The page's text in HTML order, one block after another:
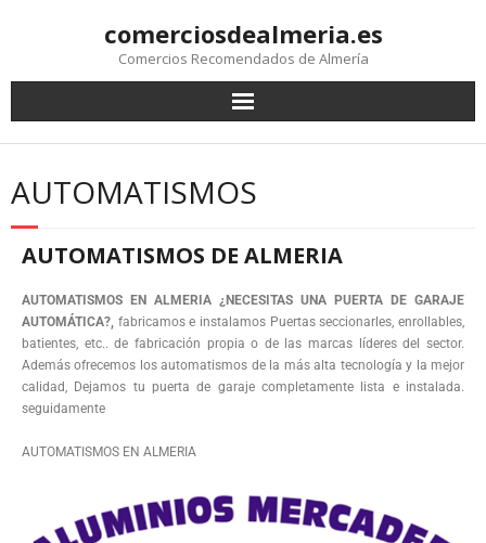
comerciosdealmeria.es
Comercios Recomendados de Almería
AUTOMATISMOS
AUTOMATISMOS DE ALMERIA
AUTOMATISMOS EN ALMERIA ¿NECESITAS UNA PUERTA DE GARAJE
AUTOMÁTICA?, fabricamos e instalamos Puertas seccionarles, enrollables,
batientes, etc.. de fabricación propia o de las marcas líderes del sector.
Además ofrecemos los automatismos de la más alta tecnología y la mejor
calidad, Dejamos tu puerta de garaje completamente lista e instalada.
seguidamente
AUTOMATISMOS EN ALMERIA